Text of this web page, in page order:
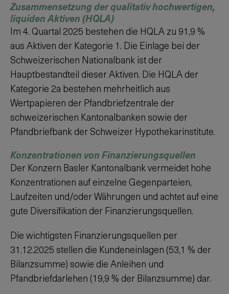
Zusammensetzung der qualitativ hochwertigen,
liquiden Aktiven (HQLA)
Im4. Quartal 2025 bestehen die HQLA zu 91,9 %
aus Aktiven der Kategorie 1. Die Einlage bei der
Schweizerischen Nationalbank ist der
Hauptbestandteil dieser Aktiven. Die HQLA der
Kategorie 2a bestehen mehrheitlich aus
Wertpapieren der Pfandbriefzentrale der
schweizerischen Kantonalbanken sowie der
Pfandbriefbank der Schweizer Hypothekarinstitute.
Konzentrationen von Finanzierungsquellen
Der Konzern Basler Kantonalbank vermeidet hohe
Konzentrationen auf einzelne Gegenparteien,
Laufzeiten und/oder Währungen und achtet auf eine
gute Diversifikation der Finanzierungsquellen.
Die wichtigsten Finanzierungsquellen per
31.12.2025 stellen die Kundeneinlagen (53,1 % der
Bilanzsumme) sowie die Anleihen und
Pfandbriefdarlehen (19,9 % der Bilanzsumme) dar.